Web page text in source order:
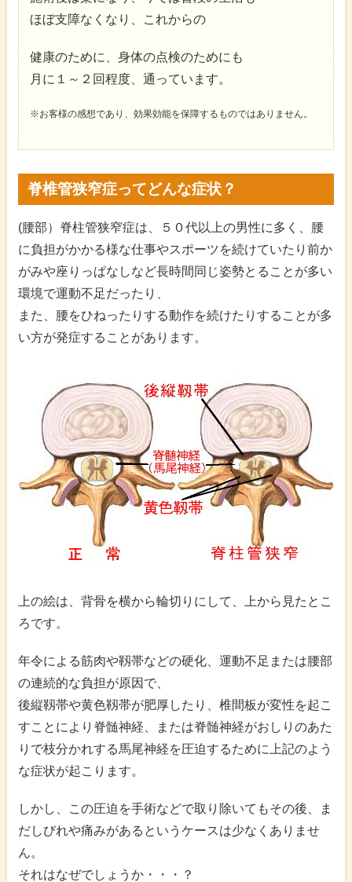
ほぼ支障なくなり、これからの
健康のために、身体の点検のためにも
月に１～２回程度、通っています。
※お客様の感想であり、効果効能を保障するものではありません。
脊椎管狭窄症ってどんな症状？
(腰部）脊柱管狭窄症は、５０代以上の男性に多く、腰
に負担がかかる様な仕事やスポーツを続けていたり前か
がみや座りっぱなしなど長時間同じ姿勢とることが多い
環境で運動不足だったり、
また、腰をひねったりする動作を続けたりすることが多
い方が発症することがあります。
上の絵は、背骨を横から輪切りにして、上から見たとこ
ろです。
年令による筋肉や靱帯などの硬化、運動不足または腰部
の連続的な負担が原因で、
後縦靱帯や黄色靱帯が肥厚したり、椎間板が変性を起こ
すことにより脊髄神経、または脊髄神経がおしりのあた
りで枝分かれする馬尾神経を圧迫するために上記のよう
な症状が起こります。
しかし、この圧迫を手術などで取り除いてもその後、ま
だしびれや痛みがあるというケースは少なくありませ
ん。
それはなぜでしょうか・・・？